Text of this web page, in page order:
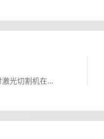
制造业正在经历前所未有的变革，作为制造业的核心设备之一，激光切割机在工业时代的应用前景愈发广阔。本文将探讨激光切割机在工业时代的未来趋势，以帮助企业更好地适应这一变革。一、高精度与高效率激光切割机在工业时代将继续追求高精度与高效率。